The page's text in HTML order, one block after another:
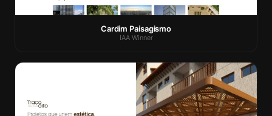
Cardim Paisagismo
IAA Winner